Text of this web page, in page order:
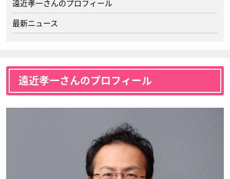
遠近孝一さんのプロフィール
最新ニュース
遠近孝一さんのプロフィール